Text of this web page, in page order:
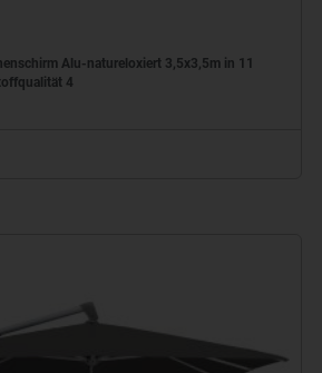
Alu-natureloxiert 3,5x3,5m in 11
4